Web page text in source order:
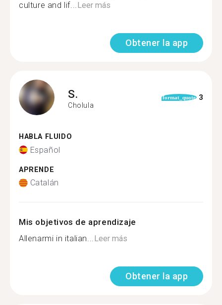
culture and lif...Leer más
Obtener la app
S.
Cholula
format_quote 3
HABLA FLUIDO
Español
APRENDE
Catalán
Mis objetivos de aprendizaje
Allenarmi in italian...Leer más
Obtener la app